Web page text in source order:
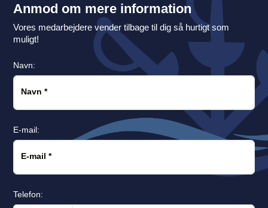
Anmod om mere information
Vores medarbejdere vender tilbage til dig så hurtigt som
muligt!
Navn:
Navn *
E-mail:
E-mail *
Telefon: